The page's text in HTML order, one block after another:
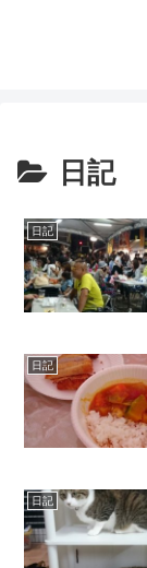
日記
日記
日記
日記